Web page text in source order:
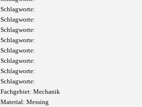
Schlagworte:
Schlagworte:
Schlagworte:
Schlagworte:
Schlagworte:
Schlagworte:
Schlagworte:
Schlagworte:
Fachgebiet: Mechanik
Material: Messing